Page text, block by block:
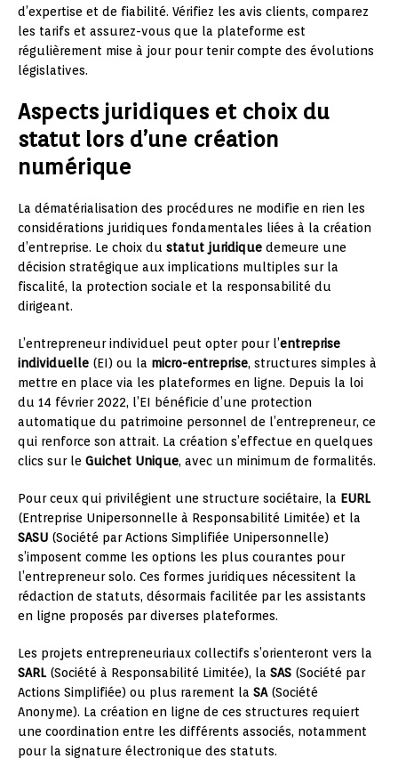
d’expertise et de fiabilité. Vérifiez les avis clients, comparez
les tarifs et assurez-vous que la plateforme est
régulièrement mise à jour pour tenir compte des évolutions
législatives.
Aspects juridiques et choix du
statut lors d’une création
numérique
La dématérialisation des procédures ne modifie en rien les
considérations juridiques fondamentales liées à la création
d’entreprise. Le choix du statut juridique demeure une
décision stratégique aux implications multiples sur la
fiscalité, la protection sociale et la responsabilité du
dirigeant.
L’entrepreneur individuel peut opter pour l’entreprise
individuelle (EI) ou la micro-entreprise, structures simples à
mettre en place via les plateformes en ligne. Depuis la loi
du 14 février 2022, l’EI bénéficie d’une protection
automatique du patrimoine personnel de l’entrepreneur, ce
qui renforce son attrait. La création s’effectue en quelques
clics sur le Guichet Unique, avec un minimum de formalités.
Pour ceux qui privilégient une structure sociétaire, la EURL
(Entreprise Unipersonnelle à Responsabilité Limitée) et la
SASU (Société par Actions Simplifiée Unipersonnelle)
s’imposent comme les options les plus courantes pour
l’entrepreneur solo. Ces formes juridiques nécessitent la
rédaction de statuts, désormais facilitée par les assistants
en ligne proposés par diverses plateformes.
Les projets entrepreneuriaux collectifs s’orienteront vers la
SARL (Société à Responsabilité Limitée), la SAS (Société par
Actions Simplifiée) ou plus rarement la SA(Société
Anonyme). La création en ligne de ces structures requiert
une coordination entre les différents associés, notamment
pour la signature électronique des statuts.